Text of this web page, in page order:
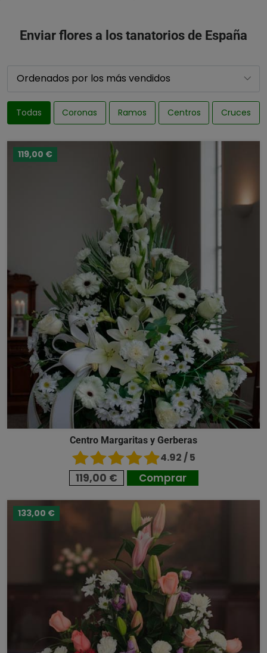
Enviar flores a los tanatorios de España
Todas Coronas Ramos Centros Cruces
119,00 €
Centro Margaritas y Gerberas
4.92 / 5
119,00 € Comprar
133,00 €